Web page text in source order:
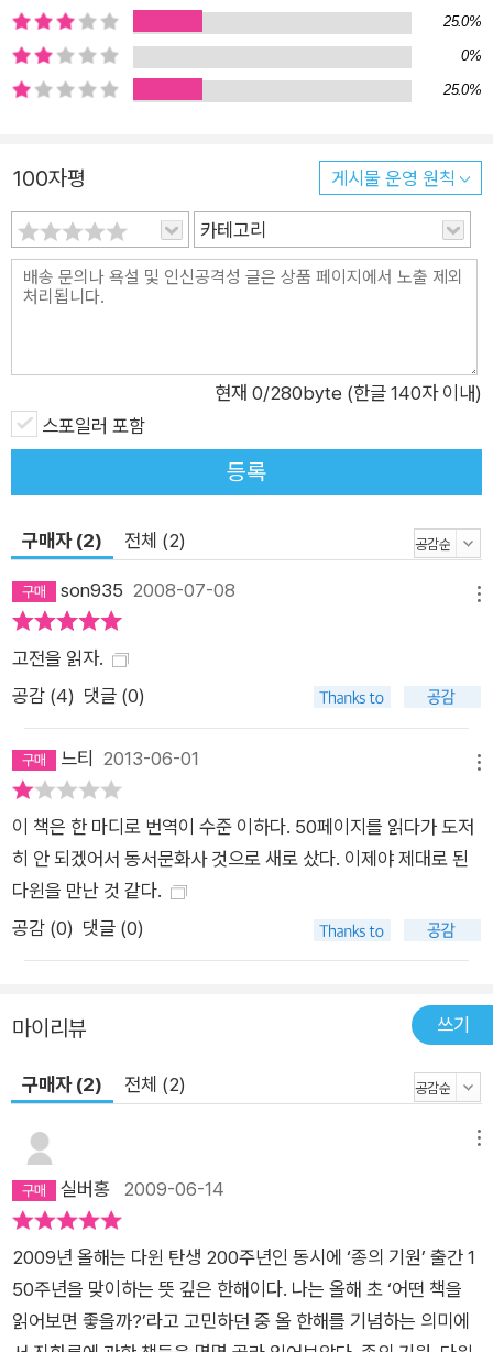
25.0%
0%
25.0%
100자평 게시물 운영 원칙
카테고리
현재 0/280byte (한글 140자 이내)
스포일러 포함
등록
구매자 (2) 전체 (2)
son935 2008-07-08
고전을 읽자.
공감 (4) 댓글 (0)
느티 2013-06-01
이 책은 한 마디로 번역이 수준 이하다. 50페이지를 읽다가 도저
히 안 되겠어서 동서문화사 것으로 새로 샀다. 이제야 제대로 된
다윈을 만난 것 같다.
공감 (0) 댓글 (0)
마이리뷰 쓰기
구매자 (2) 전체 (2)
실버홍 2009-06-14
2009년 올해는 다윈 탄생 200주년인 동시에 ‘종의 기원’ 출간 1
50주년을 맞이하는 뜻 깊은 한해이다. 나는 올해 초 ‘어떤 책을
읽어보면 좋을까?’라고 고민하던 중 올 한해를 기념하는 의미에